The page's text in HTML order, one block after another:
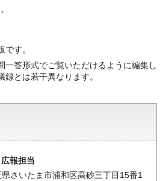
す。
一答形式でご覧いただけるように編集し
とは若干異なります。
広報担当
さいたま市浦和区高砂三丁目15番1